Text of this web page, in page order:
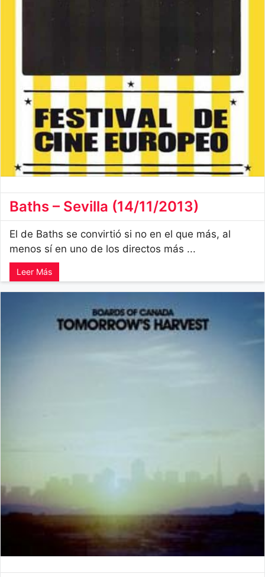
Baths – Sevilla (14/11/2013)
El de Baths se convirtió si no en el que más, al
menos sí en uno de los directos más ...
Leer Más